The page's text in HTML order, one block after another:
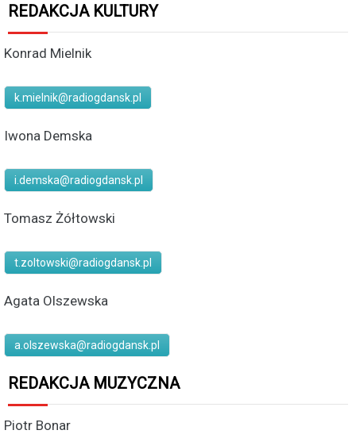
REDAKCJA KULTURY
Konrad Mielnik
k.mielnik@radiogdansk.pl
Iwona Demska
i.demska@radiogdansk.pl
Tomasz Żółtowski
t.zoltowski@radiogdansk.pl
Agata Olszewska
a.olszewska@radiogdansk.pl
REDAKCJA MUZYCZNA
Piotr Bonar